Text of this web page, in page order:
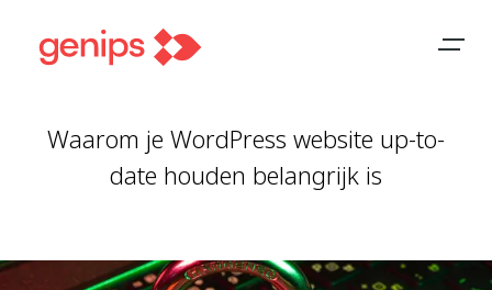
Waarom je WordPress website up-to-
date houden belangrijk is